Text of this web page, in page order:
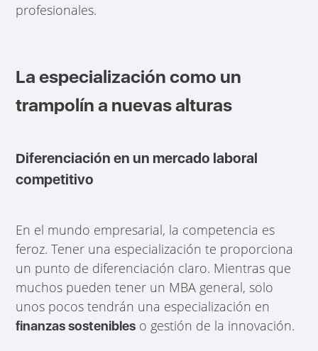
profesionales.
La especialización como un
trampolín a nuevas alturas
Diferenciación en un mercado laboral
competitivo
En el mundo empresarial, la competencia es
feroz. Tener una especialización te proporciona
un punto de diferenciación claro. Mientras que
muchos pueden tener un MBA general, solo
unos pocos tendrán una especialización en
finanzas sostenibles o gestión de la innovación.